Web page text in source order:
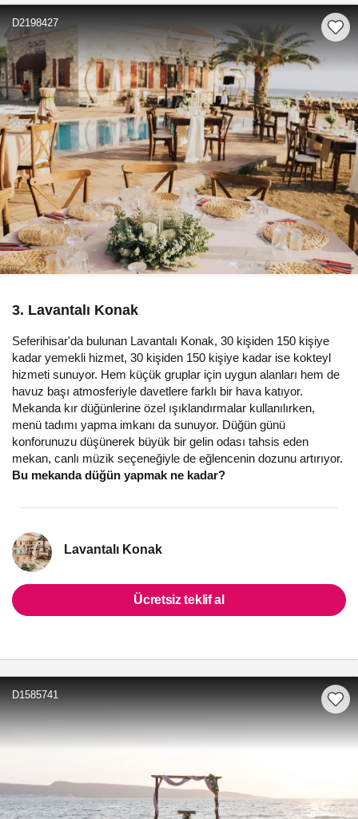
D2198427
3. Lavantalı Konak
Seferihisar'da bulunan Lavantalı Konak, 30 kişiden 150 kişiye
kadar yemekli hizmet, 30 kişiden 150 kişiye kadar ise kokteyl
hizmeti sunuyor. Hem küçük gruplar için uygun alanları hem de
havuz başı atmosferiyle davetlere farklı bir hava katıyor.
Mekanda kır düğünlerine özel ışıklandırmalar kullanılırken,
menü tadımı yapma imkanı da sunuyor. Düğün günü
konforunuzu düşünerek büyük bir gelin odası tahsis eden
mekan, canlı müzik seçeneğiyle de eğlencenin dozunu artırıyor.
Bu mekanda düğün yapmak ne kadar?
Lavantalı Konak
Ücretsiz teklif al
D1585741